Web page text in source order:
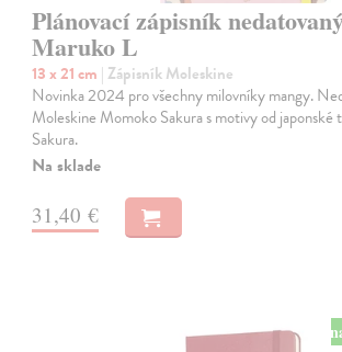
Plánovací zápisník
Maruko L
13 x 21 cm | Zápisník Moleskine
Novinka 2024 pro všechny milovníky mangy.
Moleskine Momoko Sakura s motivy od
Sakura.
Na sklade
31,40 €